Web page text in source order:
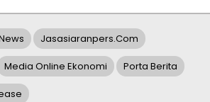
Jasasiaranpers.com
Media Online Ekonomi Porta Berita